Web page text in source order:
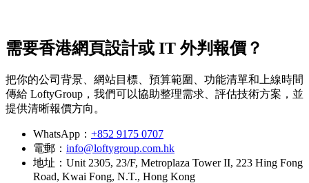
需要香港網頁設計或 IT 外判報價？
把你的公司背景、網站目標、預算範圍、功能清單和上線時間
傳給 LoftyGroup，我們可以協助整理需求、評估技術方案，並
提供清晰報價方向。
WhatsApp： +852 9175 0707
電郵： info@loftygroup.com.hk
地址：Unit 2305, 23/F, Metroplaza Tower II, 223 Hing Fong
Road, Kwai Fong, N.T., Hong Kong